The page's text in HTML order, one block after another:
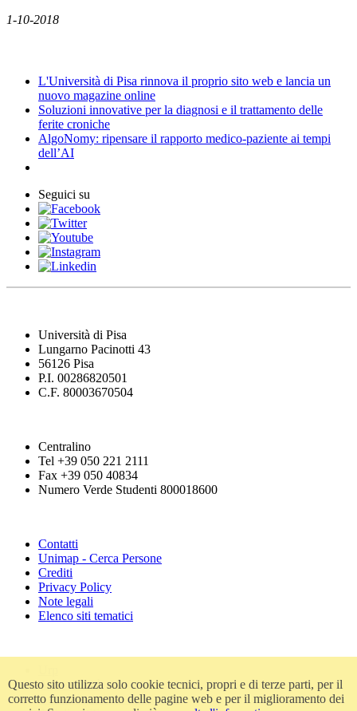
1-10-2018
L'Università di Pisa rinnova il proprio sito web e lancia un
nuovo magazine online
Soluzioni innovative per la diagnosi e il trattamento delle
ferite croniche
AlgoNomy: ripensare il rapporto medico-paziente ai tempi
dell’AI
Seguici su
Università di Pisa
Lungarno Pacinotti 43
56126 Pisa
P.I. 00286820501
C.F. 80003670504
Centralino
Tel +39 050 221 2111
Fax +39 050 40834
Numero Verde Studenti 800018600
Contatti
Unimap - Cerca Persone
Crediti
Privacy Policy
Note legali
Elenco siti tematici
Accessibilità
Amministrazione trasparente
Questo sito utilizza solo cookie tecnici, propri e di terze parti, per il
corretto funzionamento delle pagine web e per il miglioramento dei